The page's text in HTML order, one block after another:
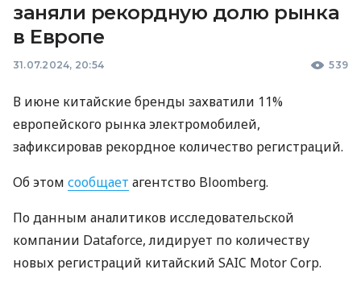
заняли рекордную долю рынка
в Европе
31.07.2024, 20:54 539
В июне китайские бренды захватили 11%
европейского рынка электромобилей,
зафиксировав рекордное количество регистраций.
Об этом сообщает агентство Bloomberg.
По данным аналитиков исследовательской
компании Dataforce, лидирует по количеству
новых регистраций китайский SAIC Motor Corp.